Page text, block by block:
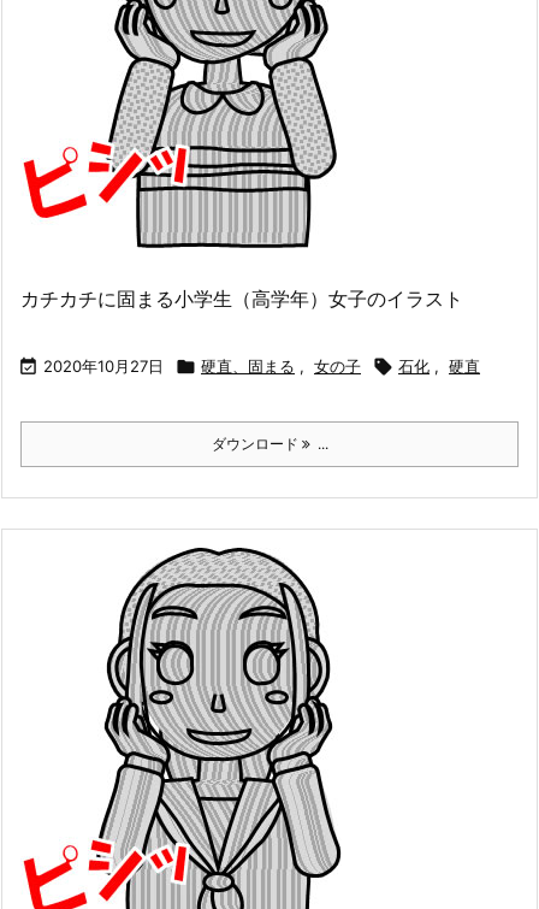
カチカチに固まる小学生（高学年）女子のイラスト
 2020年10月27日  硬直、固まる , 女の子  石化 , 硬直
ダウンロード ...